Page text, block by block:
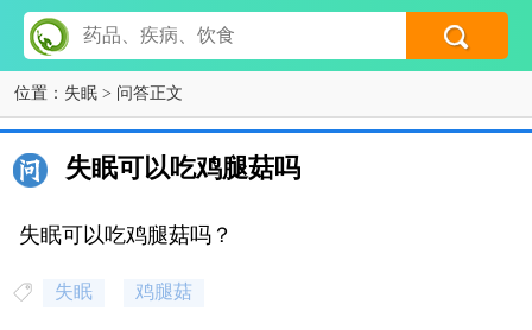
位置： 失眠 > 问答正文
失眠可以吃鸡腿菇吗
失眠可以吃鸡腿菇吗？
失眠 鸡腿菇